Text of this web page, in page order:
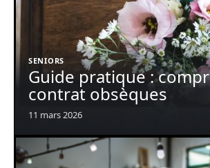
SENIORS
Guide pratique :
contrat obsèques
11 mars 2026